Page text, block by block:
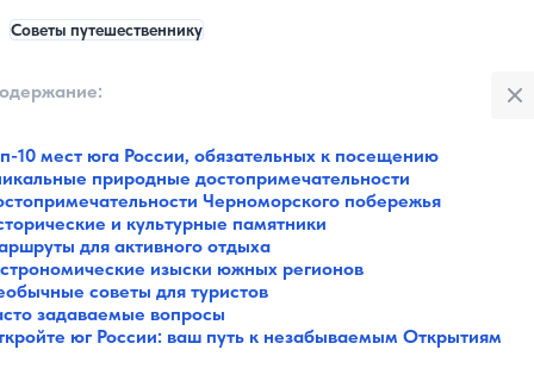
Советы путешественнику
Все категории
Музеи
Галереи
Парки
Театры
Площади
Пляжи
Мосты
10 мест юга России, обязательных к посещению
природные достопримечательности
Черноморского побережья
и культурные памятники
для активного отдыха
изыски южных регионов
советы для туристов
задаваемые вопросы
юг России: ваш путь к незабываемым Открытиям